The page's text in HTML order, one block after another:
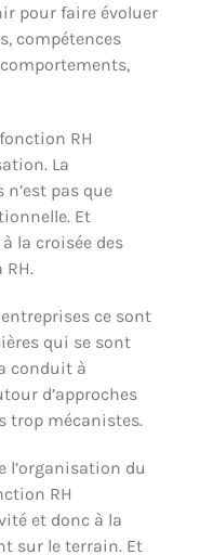
pour faire évoluer
compétences
RH
La
pas que
Et
la croisée des
ce sont
qui se sont
conduit à
d’approches
trop mécanistes.
l’organisation du
RH
et donc à la
sur le terrain. Et